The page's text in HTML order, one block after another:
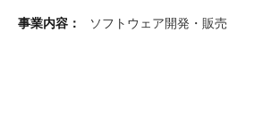
事業内容： ソフトウェア開発・販売